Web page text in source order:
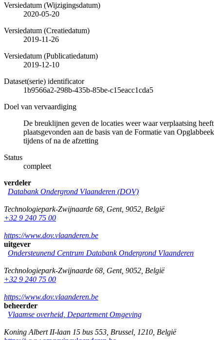
Versiedatum (Wijzigingsdatum)
2020-05-20
Versiedatum (Creatiedatum)
2019-11-26
Versiedatum (Publicatiedatum)
2019-12-10
Dataset(serie) identificator
1b9566a2-298b-435b-85be-c15eacc1cda5
Doel van vervaardiging
De breuklijnen geven de locaties weer waar verplaatsing heeft
plaatsgevonden aan de basis van de Formatie van Opglabbeek
tijdens of na de afzetting
Status
compleet
verdeler
Databank Ondergrond Vlaanderen (DOV)
Technologiepark-Zwijnaarde 68 Gent, 9052 België
+32 9 240 75 00
https://www.dov.vlaanderen.be
uitgever
Ondersteunend Centrum Databank Ondergrond Vlaanderen
Technologiepark-Zwijnaarde 68 Gent, 9052 België
+32 9 240 75 00
https://www.dov.vlaanderen.be
beheerder
Vlaamse overheid, Departement Omgeving
Koning Albert II-laan 15 bus 553 Brussel 1210 België